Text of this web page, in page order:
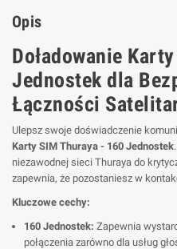
Opis
Doładowanie
Jednostek dla
Łączności
Ulepsz swoje doświadczenie
Karty SIM Thuraya - 160 Jednostek
niezawodnej sieci Thuraya do
zapewnia, że pozostaniesz w
Kluczowe cechy:
160 Jednostek: Zapewnia
połączenia zarówno dla usług